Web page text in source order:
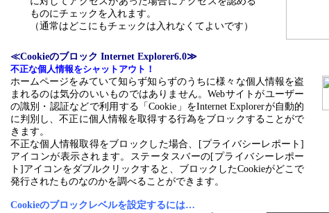
ものにチェックを入れます。
（通常はどこにもチェックは入れなくてよいです）
≪Cookieのブロック Internet Explorer6.0≫
不正な個人情報をシャットアウト！
ホームページをみていて知らず知らずのうちに様々な個人情報を盗
まれるのは気分のいいものではありません。Webサイトがユーザー
の識別・認証などで利用する「Cookie」をInternet Explorerが自動的
に判別し、不正に個人情報を取得する行為をブロックすることがで
きます。
不正な個人情報取得をブロックした場合、
[プライバシーレポート]
アイコンが表示されます。ステータスバーの[プライバシーレポー
ト]アイコンをダブルクリックすると、ブロックしたCookieがどこで
発行されたものなのかを調べることができます。
Cookieのブロックレベルを設定するには…